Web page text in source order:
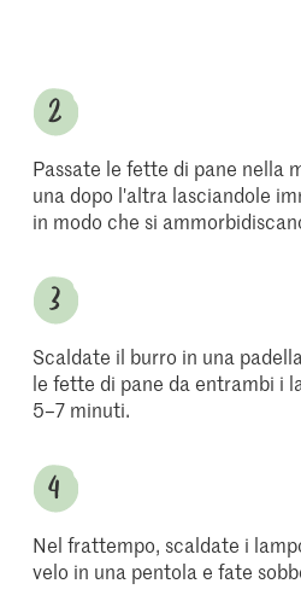
Passate le fette di pane nella
una dopo l'altra lasciandole
in modo che si
Scaldate il burro in una
le fette di pane da entrambi i
5–7 minuti.
Nel frattempo, scaldate i
velo in una pentola e fate